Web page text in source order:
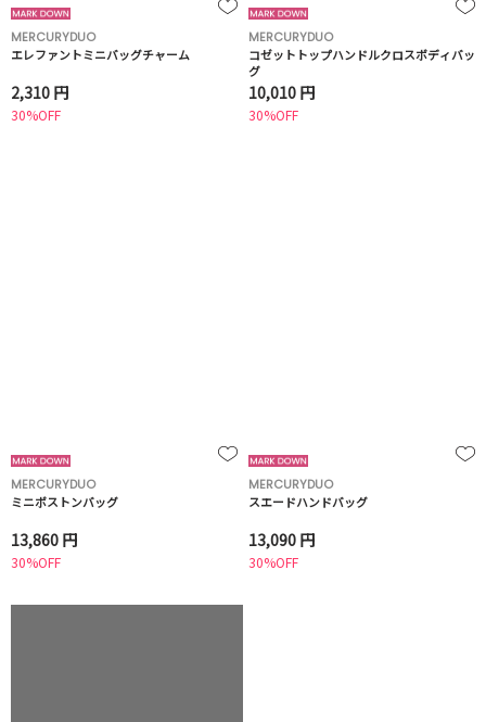
MERCURYDUO
エレファントミニバッグチャーム
2,310 円
30%OFF
MERCURYDUO
コゼットトップハンドルクロスボディバッ
グ
10,010 円
30%OFF
MERCURYDUO
ミニボストンバッグ
13,860 円
30%OFF
MERCURYDUO
スエードハンドバッグ
13,090 円
30%OFF